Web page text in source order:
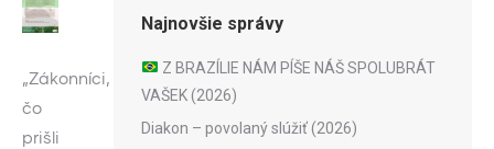
„Zákonníci,
čo
prišli
Najnovšie správy
Z BRAZÍLIE NÁM PÍŠE NÁŠ SPOLUBRÁT
VAŠEK (2026)
Diakon – povolaný slúžiť (2026)